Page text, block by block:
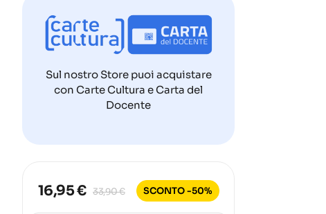
Sul nostro Store puoi acquistare
con Carte Cultura e Carta del
Docente
16,95 € 33,90 € SCONTO -50%